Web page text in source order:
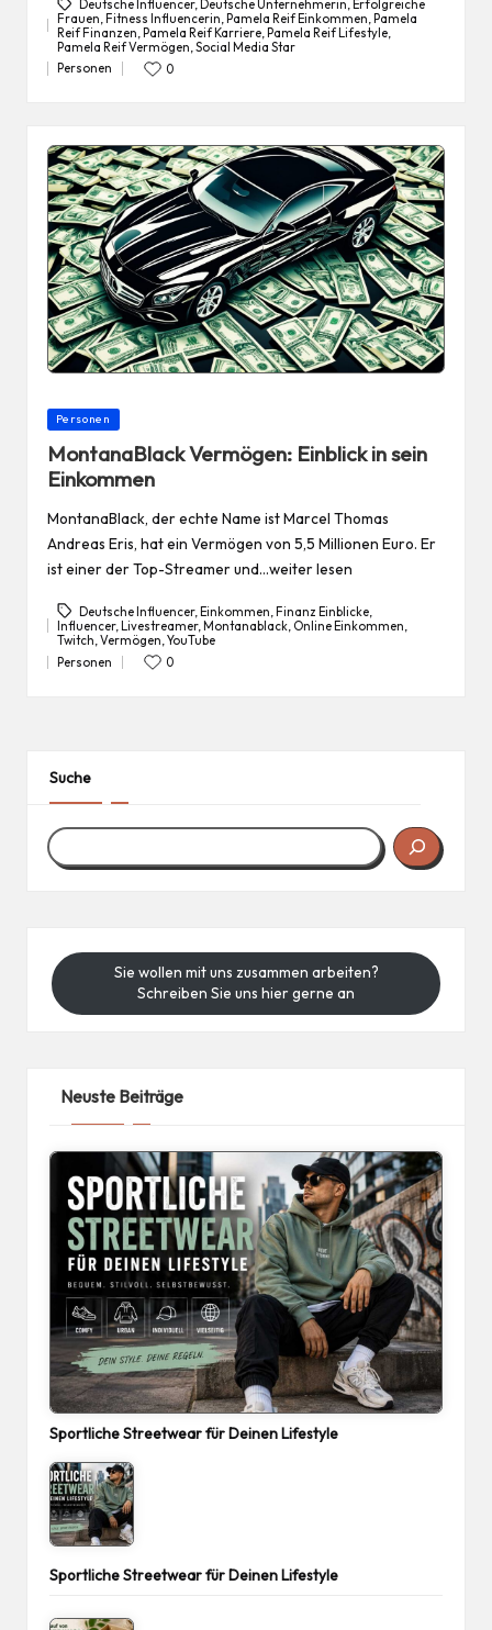
Tags:
Deutsche Influencer,Deutsche Unternehmerin,Erfolgreiche
Frauen,Fitness Influencerin,Pamela Reif Einkommen,Pamela
Reif Finanzen,Pamela Reif Karriere,Pamela Reif Lifestyle,
Pamela Reif Vermögen,Social Media Star
Posted
Personen 0
Posted
Personen
MontanaBlack Vermögen: Einblick in sein
Einkommen
MontanaBlack, der echte Name ist Marcel Thomas
Andreas Eris, hat ein Vermögen von 5,5 Millionen Euro. Er
ist einer der Top-Streamer und…weiter lesen
Tags:
Deutsche Influencer, Einkommen, Finanz Einblicke,
Influencer, Livestreamer, Montanablack, Online Einkommen,
Twitch,Vermögen,YouTube
Posted
Personen 0
Suche
Sie wollen mit uns zusammen arbeiten?
Schreiben Sie uns hier gerne an
Neuste Beiträge
Sportliche Streetwear für Deinen Lifestyle
Sportliche Streetwear für Deinen Lifestyle